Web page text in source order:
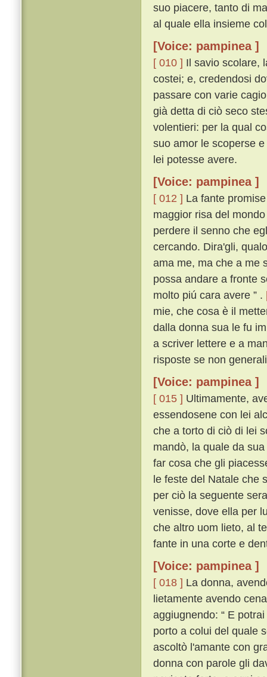
suo piacere, tanto di
al quale ella insieme
[Voice: pampinea ]
[ 010 ] Il savio scolare,
costei; e, credendosi
passare con varie
già detta di ciò seco
volentieri: per la qual
suo amor le scoperse
lei potesse avere.
[Voice: pampinea ]
[ 012 ] La fante
maggior risa del
perdere il senno che
cercando. Dira'gli,
ama me, ma che a me
possa andare a fronte
molto piú cara avere ” .
mie, che cosa è il
dalla donna sua le fu
a scriver lettere e a
risposte se non
[Voice: pampinea ]
[ 015 ] Ultimamente,
essendosene con lei
che a torto di ciò di lei
mandò, la quale da
far cosa che gli
le feste del Natale che
per ciò la seguente
venisse, dove ella per
che altro uom lieto, al
fante in una corte e
[Voice: pampinea ]
[ 018 ] La donna,
lietamente avendo
aggiugnendo: “ E
porto a colui del quale
ascoltò l'amante con
donna con parole gli